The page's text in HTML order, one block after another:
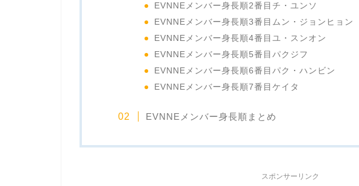
EVNNEメンバー身長順2番目チ・ユンソ
EVNNEメンバー身長順3番目ムン・ジョンヒョン
EVNNEメンバー身長順4番目ユ・スンオン
EVNNEメンバー身長順5番目パクジフ
EVNNEメンバー身長順6番目パク・ハンビン
EVNNEメンバー身長順7番目ケイタ
EVNNEメンバー身長順まとめ
スポンサーリンク